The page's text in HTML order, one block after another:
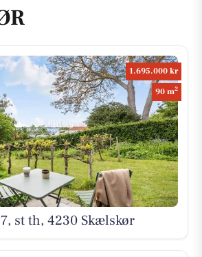
1.695.000 kr
90 m2
st th, 4230 Skælskør